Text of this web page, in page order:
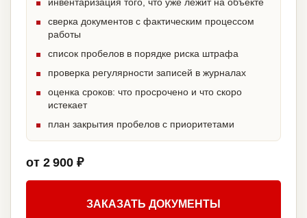
сверка документов с фактическим процессом
работы
список пробелов в порядке риска штрафа
проверка регулярности записей в журналах
оценка сроков: что просрочено и что скоро
истекает
план закрытия пробелов с приоритетами
от 2 900 ₽
ЗАКАЗАТЬ ДОКУМЕНТЫ